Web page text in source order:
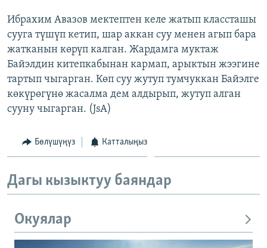
Ибрахим Авазов мектептен келе жатып классташы
сууга түшүп кетип, шар аккан суу менен агып бара
жатканын көрүп калган. Жардамга муктаж
Байэлдин китепкабынан кармап, арыктын жээгине
тартып чыгарган. Көп суу жутуп тумчуккан Байэлге
көкүрөгүнө жасалма дем алдырып, жутуп алган
сууну чыгарган. (JsA)
Бөлүшүңүз Катталыңыз
Дагы кызыктуу баяндар
Окуялар